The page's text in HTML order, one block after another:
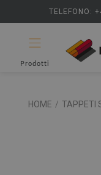
TELEFONO:
Prodotti
HOME / TAPPETI